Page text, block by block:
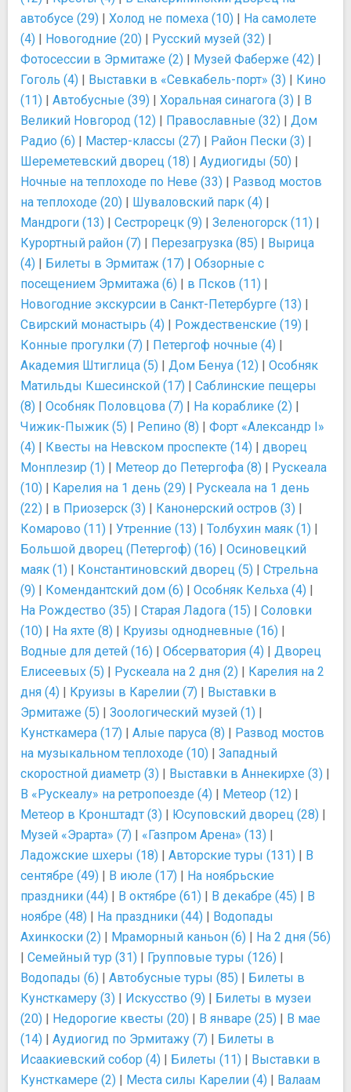
автобусе (29) | Холод не помеха (10) | На самолете
(4) | Новогодние (20) | Русский музей (32) |
Фотосессии в Эрмитаже (2) | Музей Фаберже (42) |
Гоголь (4) | Выставки в «Севкабель-порт» (3) | Кино
(11) | Автобусные (39) | Хоральная синагога (3) | В
Великий Новгород (12) | Православные (32) | Дом
Радио (6) | Мастер-классы (27) | Район Пески (3) |
Шереметевский дворец (18) | Аудиогиды (50) |
Ночные на теплоходе по Неве (33) | Развод мостов
на теплоходе (20) | Шуваловский парк (4) |
Мандроги (13) | Сестрорецк (9) | Зеленогорск (11) |
Курортный район (7) | Перезагрузка (85) | Вырица
(4) | Билеты в Эрмитаж (17) | Обзорные с
посещением Эрмитажа (6) | в Псков (11) |
Новогодние экскурсии в Санкт-Петербурге (13) |
Свирский монастырь (4) | Рождественские (19) |
Конные прогулки (7) | Петергоф ночные (4) |
Академия Штиглица (5) | Дом Бенуа (12) | Особняк
Матильды Кшесинской (17) | Саблинские пещеры
(8) | Особняк Половцова (7) | На кораблике (2) |
Чижик-Пыжик (5) | Репино (8) | Форт «Александр I»
(4) | Квесты на Невском проспекте (14) | дворец
Монплезир (1) | Метеор до Петергофа (8) | Рускеала
(10) | Карелия на 1 день (29) | Рускеала на 1 день
(22) | в Приозерск (3) | Канонерский остров (3) |
Комарово (11) | Утренние (13) | Толбухин маяк (1) |
Большой дворец (Петергоф) (16) | Осиновецкий
маяк (1) | Константиновский дворец (5) | Стрельна
(9) | Комендантский дом (6) | Особняк Кельха (4) |
На Рождество (35) | Старая Ладога (15) | Соловки
(10) | На яхте (8) | Круизы однодневные (16) |
Водные для детей (16) | Обсерватория (4) | Дворец
Елисеевых (5) | Рускеала на 2 дня (2) | Карелия на 2
дня (4) | Круизы в Карелии (7) | Выставки в
Эрмитаже (5) | Зоологический музей (1) |
Кунсткамера (17) | Алые паруса (8) | Развод мостов
на музыкальном теплоходе (10) | Западный
скоростной диаметр (3) | Выставки в Аннекирхе (3) |
В «Рускеалу» на ретропоезде (4) | Метеор (12) |
Метеор в Кронштадт (3) | Юсуповский дворец (28) |
Музей «Эрарта» (7) | «Газпром Арена» (13) |
Ладожские шхеры (18) | Авторские туры (131) | В
сентябре (49) | В июле (17) | На ноябрьские
праздники (44) | В октябре (61) | В декабре (45) | В
ноябре (48) | На праздники (44) | Водопады
Ахинкоски (2) | Мраморный каньон (6) | На 2 дня (56)
| Семейный тур (31) | Групповые туры (126) |
Водопады (6) | Автобусные туры (85) | Билеты в
Кунсткамеру (3) | Искусство (9) | Билеты в музеи
(20) | Недорогие квесты (20) | В январе (25) | В мае
(14) | Аудиогид по Эрмитажу (7) | Билеты в
Исаакиевский собор (4) | Билеты (11) | Выставки в
Кунсткамере (2) | Места силы Карелии (4) | Валаам